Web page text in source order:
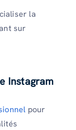
la
sur
Instagram
pour